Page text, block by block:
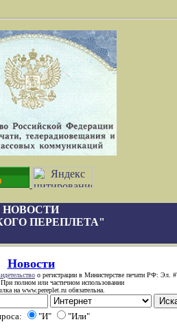
НОВОСТИ
ПЕРЕПЛЕТА"
Новости
о регистрации в Министерстве печати РФ: Эл.
полном или частичном использовании
на www.pereplet.ru обязательна.
"И" "Или"